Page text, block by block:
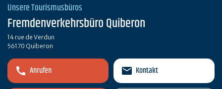
Unsere Tourismusbüros
Fremdenverkehrsbüro Quiberon
14 rue de Verdun
56170 Quiberon
Anrufen Kontakt